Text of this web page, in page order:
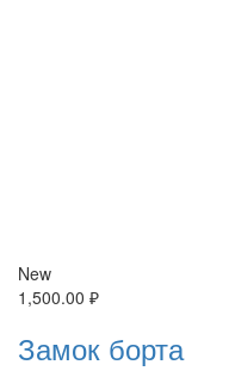
New
1,500.00 ₽
Замок борта